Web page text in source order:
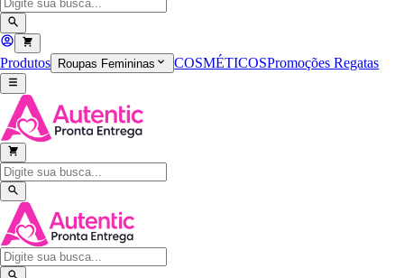
Produtos Roupas Femininas COSMÉTICOSPromoçõesRegatas